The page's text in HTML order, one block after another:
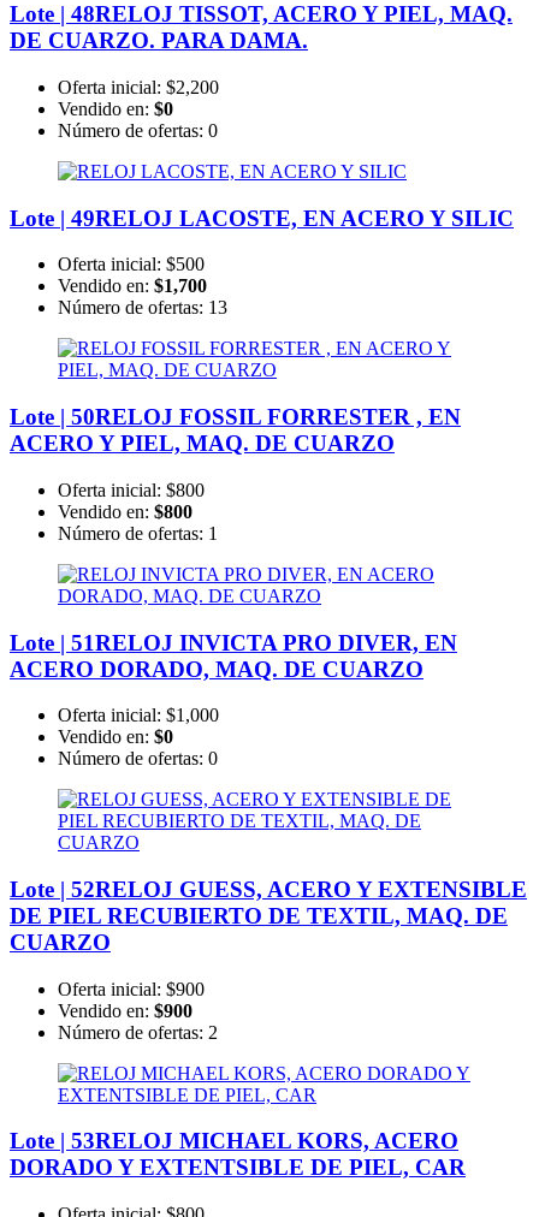
Lote | 48RELOJ TISSOT, ACERO Y PIEL, MAQ.
DE CUARZO. PARA DAMA.
Oferta inicial: $2,200
Vendido en: $0
Número de ofertas: 0
Lote | 49RELOJ LACOSTE, EN ACERO Y SILIC
Oferta inicial: $500
Vendido en: $1,700
Número de ofertas: 13
Lote | 50RELOJ FOSSIL FORRESTER , EN
ACERO Y PIEL, MAQ. DE CUARZO
Oferta inicial: $800
Vendido en: $800
Número de ofertas: 1
Lote | 51RELOJ INVICTA PRO DIVER, EN
ACERO DORADO, MAQ. DE CUARZO
Oferta inicial: $1,000
Vendido en: $0
Número de ofertas: 0
Lote | 52RELOJ GUESS, ACERO Y EXTENSIBLE
DE PIEL RECUBIERTO DE TEXTIL, MAQ. DE
CUARZO
Oferta inicial: $900
Vendido en: $900
Número de ofertas: 2
Lote | 53RELOJ MICHAEL KORS, ACERO
DORADO Y EXTENTSIBLE DE PIEL, CAR